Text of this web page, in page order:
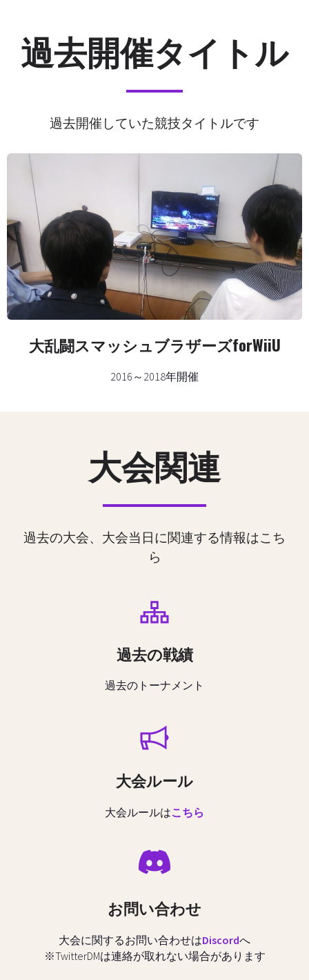
過去開催タイトル
過去開催していた競技タイトルです
大乱闘スマッシュブラザーズforWiiU
2016～2018年開催
大会関連
過去の大会、大会当日に関連する情報はこち
ら
過去の戦績
過去のトーナメント
大会ルール
大会ルールはこちら
お問い合わせ
大会に関するお問い合わせはDiscordへ
※TwitterDMは連絡が取れない場合があります